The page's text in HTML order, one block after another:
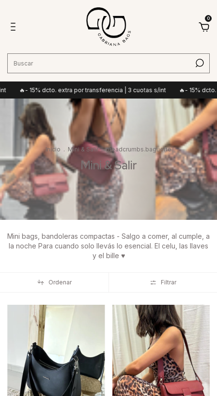
0
extra por transferencia | 3 cuotas s/int 🔥- 15% dcto. extra por
Inicio . Mini & Salir . breadcrumbs.baguette
Mini & Salir
Mini bags, bandoleras compactas - Salgo a comer, al cumple, a
la noche Para cuando solo llevás lo esencial. El celu, las llaves
y el bille ♥
Ordenar Filtrar